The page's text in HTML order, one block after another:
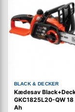
BLACK & DECKER
Kædesav
GKC1825L20-QW
Ah